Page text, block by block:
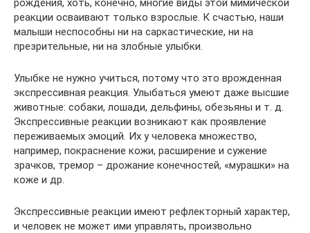
реакции осваивают только взрослые. К счастью, наши
малыши неспособны ни на саркастические, ни на
презрительные, ни на злобные улыбки.
Улыбке не нужно учиться, потому что это врожденная
экспрессивная реакция. Улыбаться умеют даже высшие
животные: собаки, лошади, дельфины, обезьяны и т. д.
Экспрессивные реакции возникают как проявление
переживаемых эмоций. Их у человека множество,
например, покраснение кожи, расширение и сужение
зрачков, тремор – дрожание конечностей, «мурашки» на
коже и др.
Экспрессивные реакции имеют рефлекторный характер,
и человек не может ими управлять, произвольно